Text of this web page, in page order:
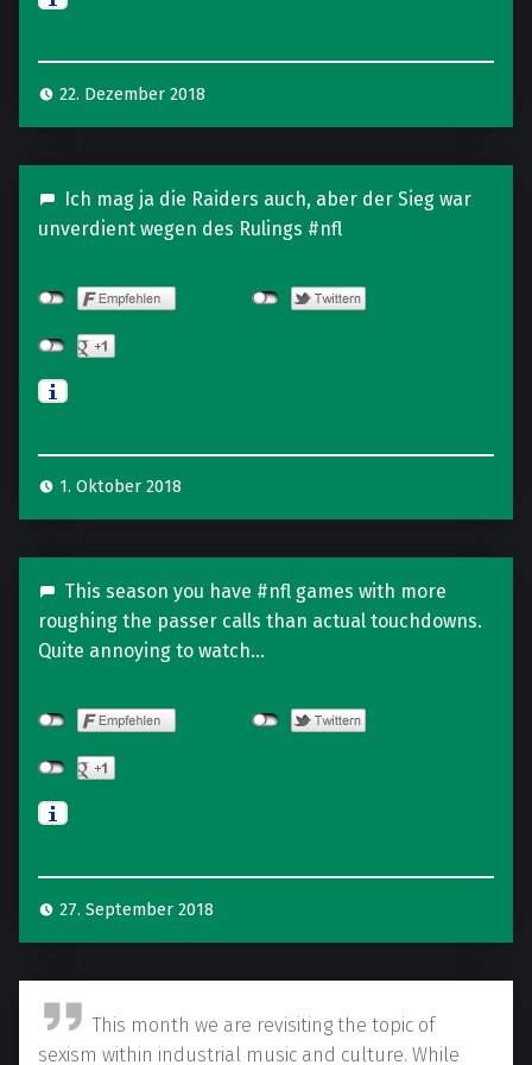
22. Dezember 2018
Ich mag ja die Raiders auch, aber der Sieg war
unverdient wegen des Rulings #nfl
1. Oktober 2018
This season you have #nfl games with more
roughing the passer calls than actual touchdowns.
Quite annoying to watch…
27. September 2018
P
o
This month we are revisiting the topic of
sexism within industrial music and culture. While